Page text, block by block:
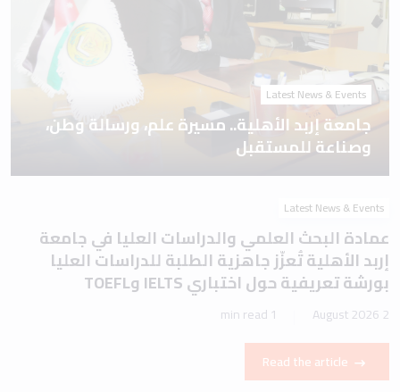
Latest News & Events
جامعة إربد الأهلية.. مسيرة علم، ورسالة وطن،
وصناعة للمستقبل
Latest News & Events
عمادة البحث العلمي والدراسات العليا في جامعة
إربد الأهلية تُعزّز جاهزية الطلبة للدراسات العليا
بورشة تعريفية حول اختباري IELTS وTOEFL
2 August 2026
1 min read
Read the article